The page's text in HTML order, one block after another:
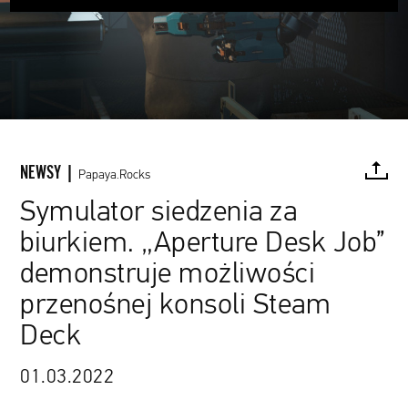
NEWSY | Papaya.Rocks
Symulator siedzenia za
biurkiem. „Aperture Desk Job”
demonstruje możliwości
przenośnej konsoli Steam
Deck
01.03.2022
FACEBOOK TWITTER PINTEREST